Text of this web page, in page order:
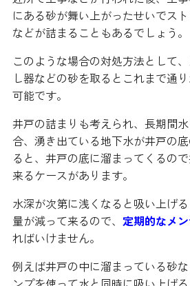
にある砂が舞い上がったせいでス
などが詰まることもあるでしょう。
このような場合の対処方法として
し器などの砂を取るとこれまで通
可能です。
井戸の詰まりも考えられ、長期間
合、湧き出ている地下水が井戸の
ると、井戸の底に溜まってくるの
来るケースがあります。
水深が次第に浅くなると吸い上げ
量が減って来るので、 定期的なメ
ればいけません。
例えば井戸の中に溜まっている砂